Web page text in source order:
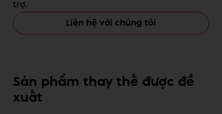
trợ.
Liên hệ với chúng tôi
Sản phẩm thay thế được đề
xuất